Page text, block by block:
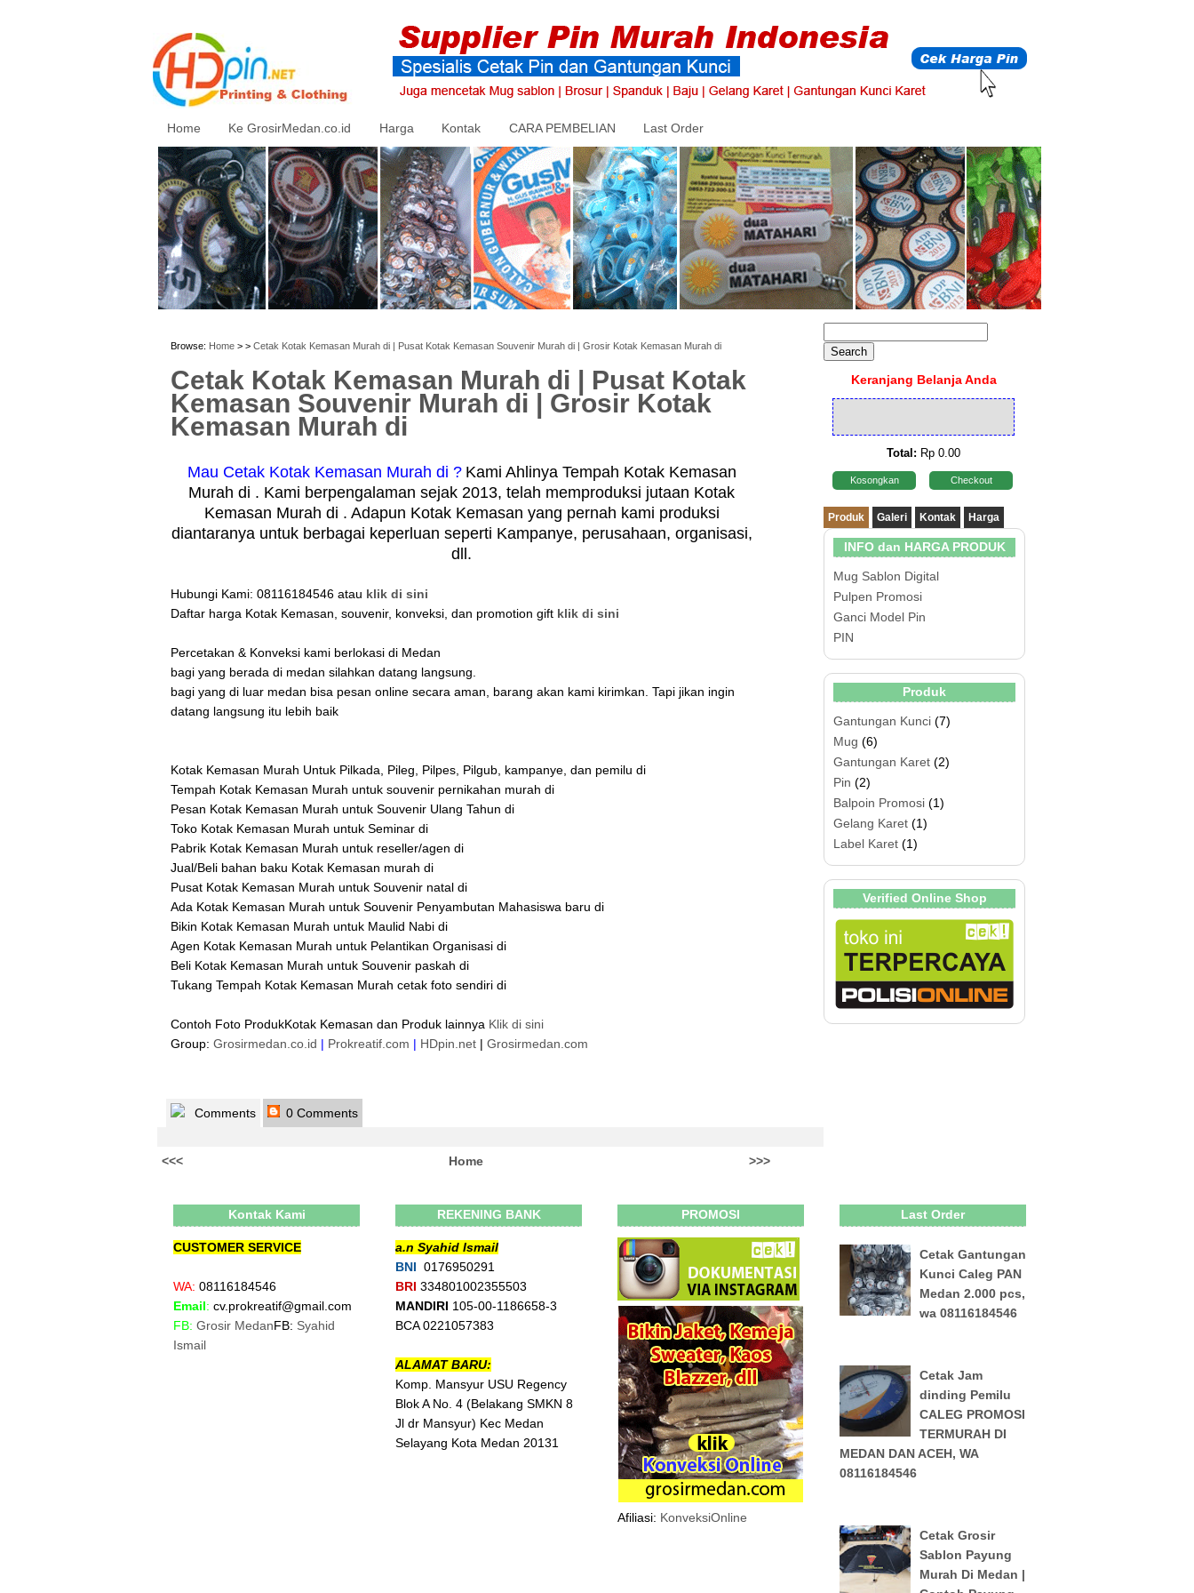
Home Ke GrosirMedan.co.id Harga Kontak CARA PEMBELIAN Last Order
Browse: Home > > Cetak Kotak Kemasan Murah di | Pusat Kotak Kemasan Souvenir Murah di | Grosir Kotak Kemasan Murah di
Cetak Kotak Kemasan Murah di | Pusat Kotak
Kemasan Souvenir Murah di | Grosir Kotak
Kemasan Murah di
Mau Cetak Kotak Kemasan Murah di ? Kami Ahlinya Tempah Kotak Kemasan
Murah di . Kami berpengalaman sejak 2013, telah memproduksi jutaan Kotak
Kemasan Murah di . Adapun Kotak Kemasan yang pernah kami produksi
diantaranya untuk berbagai keperluan seperti Kampanye, perusahaan, organisasi,
dll.
Hubungi Kami: 08116184546 atau klik di sini
Daftar harga Kotak Kemasan, souvenir, konveksi, dan promotion gift klik di sini
Percetakan & Konveksi kami berlokasi di Medan
bagi yang berada di medan silahkan datang langsung.
bagi yang di luar medan bisa pesan online secara aman, barang akan kami kirimkan. Tapi jikan ingin
datang langsung itu lebih baik
Kotak Kemasan Murah Untuk Pilkada, Pileg, Pilpes, Pilgub, kampanye, dan pemilu di
Tempah Kotak Kemasan Murah untuk souvenir pernikahan murah di
Pesan Kotak Kemasan Murah untuk Souvenir Ulang Tahun di
Toko Kotak Kemasan Murah untuk Seminar di
Pabrik Kotak Kemasan Murah untuk reseller/agen di
Jual/Beli bahan baku Kotak Kemasan murah di
Pusat Kotak Kemasan Murah untuk Souvenir natal di
Ada Kotak Kemasan Murah untuk Souvenir Penyambutan Mahasiswa baru di
Bikin Kotak Kemasan Murah untuk Maulid Nabi di
Agen Kotak Kemasan Murah untuk Pelantikan Organisasi di
Beli Kotak Kemasan Murah untuk Souvenir paskah di
Tukang Tempah Kotak Kemasan Murah cetak foto sendiri di
Contoh Foto ProdukKotak Kemasan dan Produk lainnya Klik di sini
Group: Grosirmedan.co.id | Prokreatif.com | HDpin.net | Grosirmedan.com
Comments 0 Comments
<<< >>>
Home
Keranjang Belanja Anda
Total: Rp 0.00
Kosongkan Checkout
Produk Galeri Kontak Harga
INFO dan HARGA PRODUK
Mug Sablon Digital
Pulpen Promosi
Ganci Model Pin
PIN
Produk
Gantungan Kunci (7)
Mug (6)
Gantungan Karet (2)
Pin (2)
Balpoin Promosi (1)
Gelang Karet (1)
Label Karet (1)
Verified Online Shop
Kontak Kami
CUSTOMER SERVICE
WA: 08116184546
Email: cv.prokreatif@gmail.com
FB: Grosir MedanFB: Syahid
Ismail
REKENING BANK
a.n Syahid Ismail
BNI 0176950291
BRI 334801002355503
MANDIRI 105-00-1186658-3
BCA 0221057383
ALAMAT BARU:
Komp. Mansyur USU Regency
Blok A No. 4 (Belakang SMKN 8
Jl dr Mansyur) Kec Medan
Selayang Kota Medan 20131
PROMOSI
Afiliasi: KonveksiOnline
Last Order
Cetak Gantungan
Kunci Caleg PAN
Medan 2.000 pcs,
wa 08116184546
Cetak Jam
dinding Pemilu
CALEG PROMOSI
TERMURAH DI
MEDAN DAN ACEH, WA
08116184546
Cetak Grosir
Sablon Payung
Murah Di Medan |